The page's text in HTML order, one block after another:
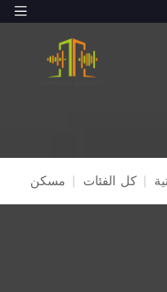
مسكن | كل الفئات |